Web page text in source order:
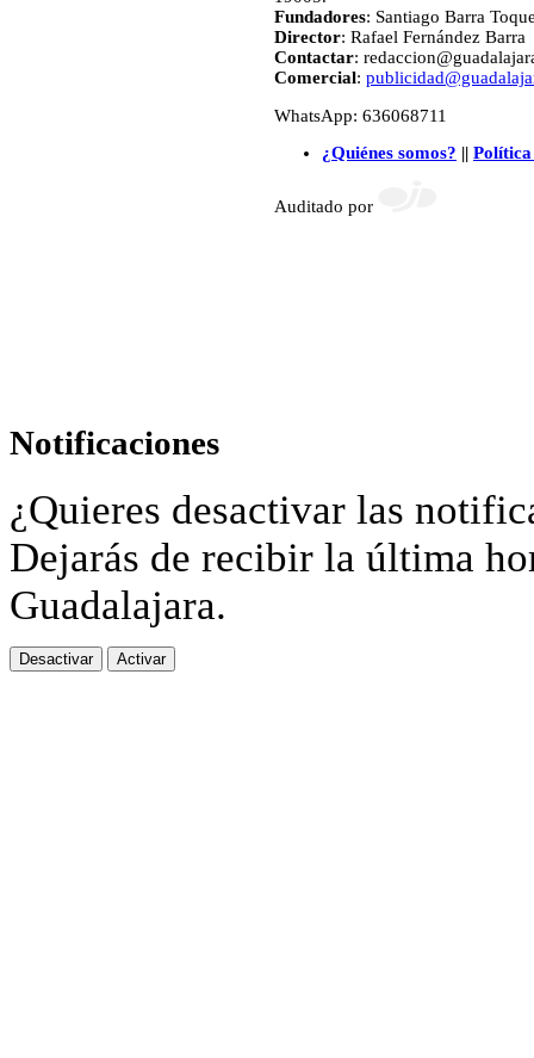
Fundadores: Santiago Barra
Director: Rafael Fernández Barra
Contactar:
Comercial:
WhatsApp: 636068711
¿Quiénes somos? || Política
Auditado por
Notificaciones
¿Quieres desactivar las
Dejarás de recibir la última
Guadalajara.
Desactivar Activar